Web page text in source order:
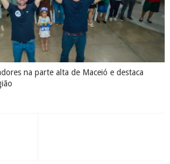
na parte alta de Maceió e destaca